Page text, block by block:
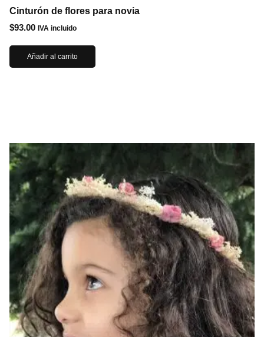
Cinturón de flores para novia
$93.00 IVA incluido
Añadir al carrito